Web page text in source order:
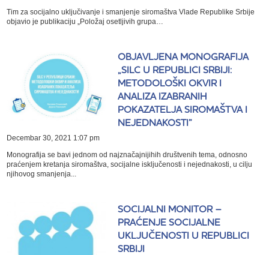
Tim za socijalno uključivanje i smanjenje siromaštva Vlade Republike Srbije
objavio je publikaciju „Položaj osetljivih grupa…
OBJAVLJENA MONOGRAFIJA
„SILC U REPUBLICI SRBIJI:
METODOLOŠKI OKVIR I
ANALIZA IZABRANIH
POKAZATELJA SIROMAŠTVA I
NEJEDNAKOSTI”
Decembar 30, 2021 1:07 pm
Monografija se bavi jednom od najznačajnijihih društvenih tema, odnosno
praćenjem kretanja siromaštva, socijalne isključenosti i nejednakosti, u cilju
njihovog smanjenja...
SOCIJALNI MONITOR –
PRAĆENJE SOCIJALNE
UKLJUČENOSTI U REPUBLICI
SRBIJI